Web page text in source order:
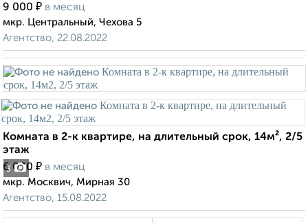
9 000 ₽ в месяц
мкр. Центральный, Чехова 5
Агентство, 22.08.2022
3
Комната в 2-к квартире, на длительный срок, 14м², 2/5
этаж
6 000 ₽ в месяц
мкр. Москвич, Мирная 30
Агентство, 15.08.2022